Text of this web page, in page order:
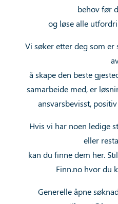
behov før
og løse alle
Vi søker etter deg som
å skape den beste
samarbeide med, er
ansvarsbevisst,
Hvis vi har noen ledige
eller
kan du finne dem her.
Finn.no hvor du
Generelle åpne